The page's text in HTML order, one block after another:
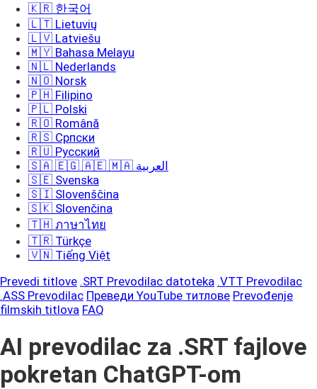
🇰🇷 한국어
🇱🇹 Lietuvių
🇱🇻 Latviešu
🇲🇾 Bahasa Melayu
🇳🇱 Nederlands
🇳🇴 Norsk
🇵🇭 Filipino
🇵🇱 Polski
🇷🇴 Română
🇷🇸 Српски
🇷🇺 Русский
🇸🇦 🇪🇬 🇦🇪 🇲🇦 العربية
🇸🇪 Svenska
🇸🇮 Slovenščina
🇸🇰 Slovenčina
🇹🇭 ภาษาไทย
🇹🇷 Türkçe
🇻🇳 Tiếng Việt
Prevedi titlove .SRT Prevodilac datoteka .VTT Prevodilac
.ASS Prevodilac Преведи YouTube титлове Prevođenje
filmskih titlova FAQ
AI prevodilac za .SRT fajlove
pokretan ChatGPT-om